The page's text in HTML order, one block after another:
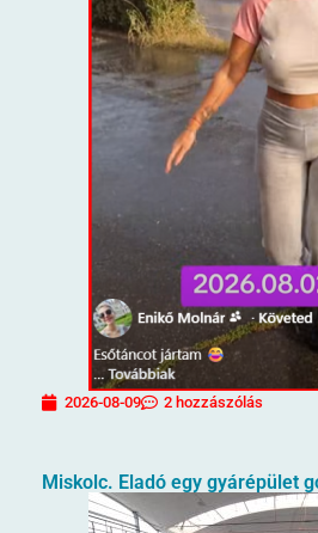
2026-08-09 2 hozzászólás
Miskolc. Eladó egy gyárépület